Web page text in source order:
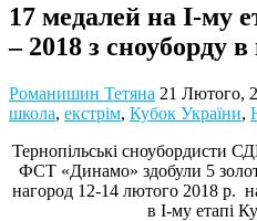
17 медалей на І-му
– 2018 з сноуборду
Романишин Тетяна 21 Лютого,
школа, екстрім, Кубок України,
Тернопільські
ФСТ «Динамо» здобули 5
нагород 12-14 лютого 2018 р.
в І-му етапі